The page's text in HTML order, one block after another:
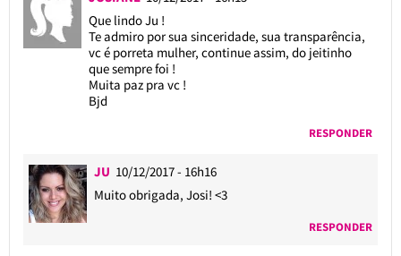
Que lindo Ju !
Te admiro por sua sinceridade, sua transparência,
vc é porreta mulher, continue assim, do jeitinho
que sempre foi !
Muita paz pra vc !
Bjd
RESPONDER
JU 10/12/2017 - 16h16
Muito obrigada, Josi! <3
RESPONDER